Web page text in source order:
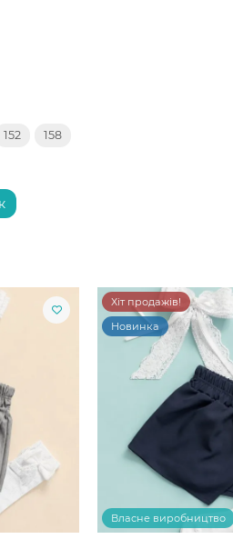
152 158
Хіт продажів!
Новинка
Власне виробництво